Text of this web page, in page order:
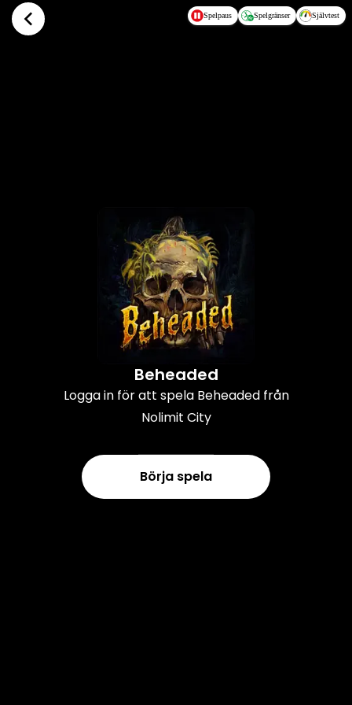
Hoppa till huvudinnehållet Spelpaus Spelgränser Självtest
Beheaded
Logga in för att spela Beheaded från
Nolimit City
Börja spela